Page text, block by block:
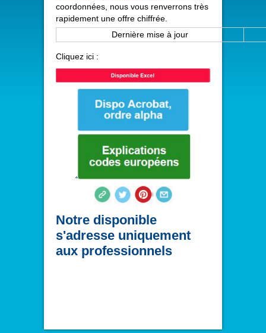
coordonnées, nous vous renverrons très
rapidement une offre chiffrée.
Dernière mise à jour
Cliquez ici :
Notre disponible
s'adresse uniquement
aux professionnels